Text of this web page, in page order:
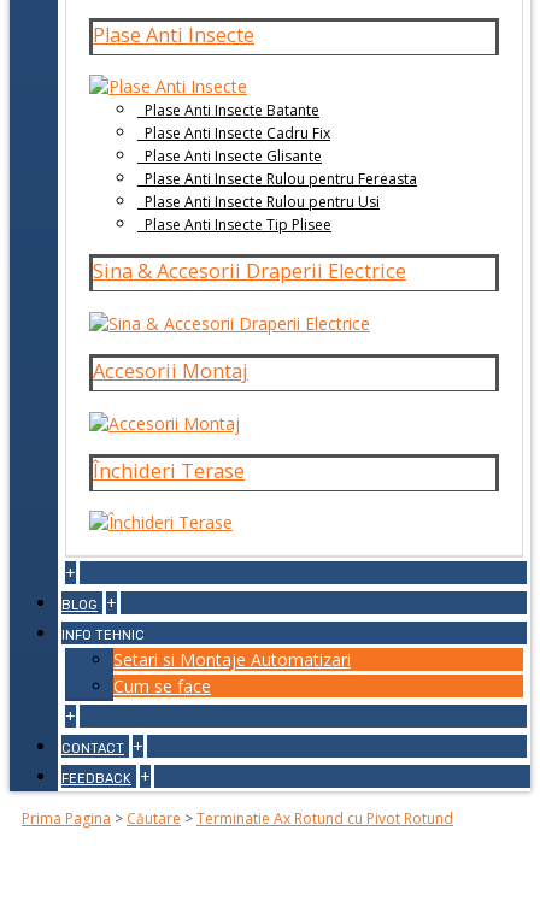
Plase Anti Insecte
Plase Anti Insecte Batante
Plase Anti Insecte Cadru Fix
Plase Anti Insecte Glisante
Plase Anti Insecte Rulou pentru Fereasta
Plase Anti Insecte Rulou pentru Usi
Plase Anti Insecte Tip Plisee
Sina & Accesorii Draperii Electrice
Accesorii Montaj
Închideri Terase
+
BLOG +
INFO TEHNIC
Setari si Montaje Automatizari
Cum se face
+
CONTACT +
FEEDBACK +
Prima Pagina > Căutare >Terminatie Ax Rotund cu Pivot Rotund